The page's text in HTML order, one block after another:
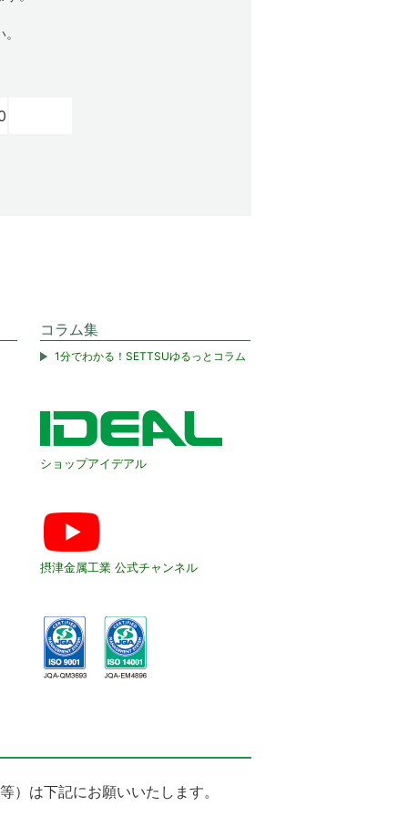
コラム集
1分でわかる！SETTSUゆるっとコラム
ショップアイデアル
摂津金属工業 公式チャンネル
）は下記にお願いいたします。